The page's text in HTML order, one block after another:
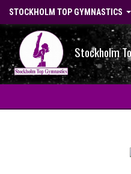
STOCKHOLM TOP GYMNASTICS
Stockholm